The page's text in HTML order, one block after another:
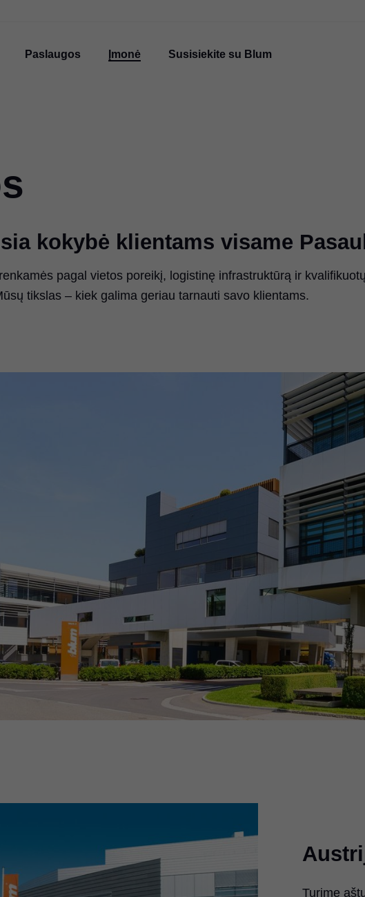
Paslaugos Įmonė Susisiekite su Blum
kokybė klientams visame
pagal vietos poreikį, logistinę infrastruktūrą ir
tikslas – kiek galima geriau tarnauti savo klientams.
Turime